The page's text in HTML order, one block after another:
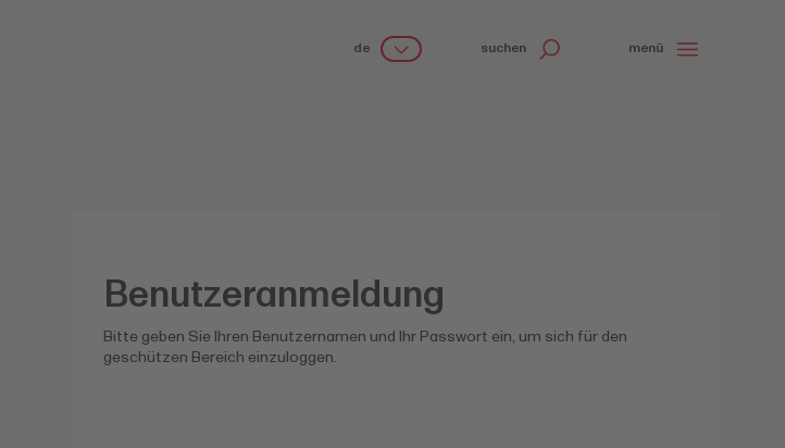
de suchen menü
Benutzeranmeldung
Bitte geben Sie Ihren Benutzernamen und Ihr Passwort ein, um sich für den
geschützen Bereich einzuloggen.